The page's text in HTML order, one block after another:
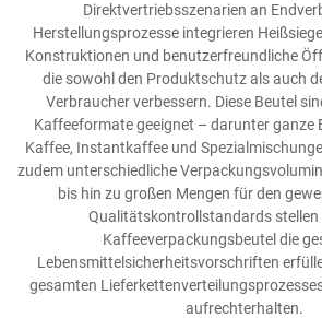
Direktvertriebsszenarien an
Herstellungsprozesse integrieren
Konstruktionen und benutzerfreundliche
die sowohl den Produktschutz als auch
Verbraucher verbessern. Diese Beutel
Kaffeeformate geeignet – darunter ganze
Kaffee, Instantkaffee und
zudem unterschiedliche
bis hin zu großen Mengen für den
Qualitätskontrollstandards stellen
Kaffeeverpackungsbeutel die
Lebensmittelsicherheitsvorschriften
gesamten
aufrechterhalten.